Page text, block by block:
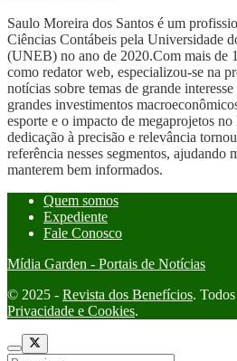
Saulo Moreira dos Santos é um
Ciências Contábeis pela Universidade
(UNEB) no ano de 2020.Com mais de
como redator web, especializou-se na
notícias sobre temas de grande
grandes investimentos
esporte e o impacto de megaprojetos
dedicação à precisão e relevância
referência nesses segmentos, ajudando
manterem bem informados.
Quem somos
Expediente
Fale Conosco
Mídia Garden - Portais de Notícias
© 2025 - Revista dos Benefícios.
Privacidade e Cookies.